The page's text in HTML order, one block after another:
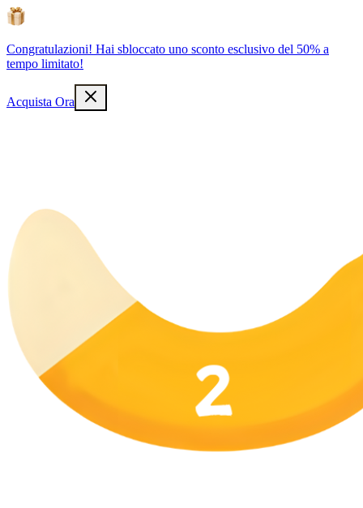
Congratulazioni! Hai sbloccato uno sconto esclusivo del 50% a
tempo limitato!
Acquista Ora